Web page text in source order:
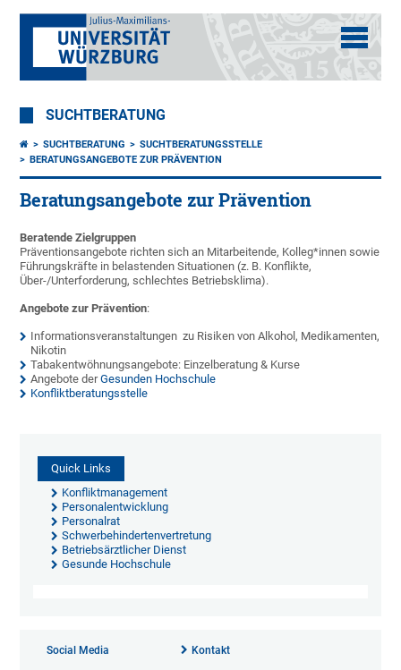
SUCHTBERATUNG
SUCHTBERATUNG
SUCHTBERATUNGSSTELLE
BERATUNGSANGEBOTE ZUR PRÄVENTION
Beratungsangebote zur Prävention
Beratende Zielgruppen
Präventionsangebote richten sich an Mitarbeitende, Kolleg*innen sowie
Führungskräfte in belastenden Situationen (z. B. Konflikte,
Über-/Unterforderung, schlechtes Betriebsklima).
Angebote zur Prävention:
Informationsveranstaltungen zu Risiken von Alkohol, Medikamenten,
Nikotin
Tabakentwöhnungsangebote: Einzelberatung & Kurse
Angebote derGesunden Hochschule
Konfliktberatungsstelle
Quick Links
Konfliktmanagement
Personalentwicklung
Personalrat
Schwerbehindertenvertretung
Betriebsärztlicher Dienst
Gesunde Hochschule
Social Media Kontakt